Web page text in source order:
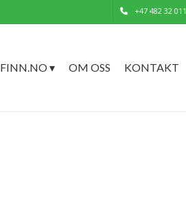
+47 482 32 011
FINN.NO ▾ OM OSS KONTAKT